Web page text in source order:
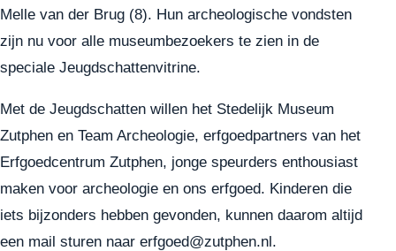
Melle van der Brug (8). Hun archeologische vondsten
zijn nu voor alle museumbezoekers te zien in de
speciale Jeugdschattenvitrine.
Met de Jeugdschatten willen het Stedelijk Museum
Zutphen en Team Archeologie, erfgoedpartners van het
Erfgoedcentrum Zutphen, jonge speurders enthousiast
maken voor archeologie en ons erfgoed. Kinderen die
iets bijzonders hebben gevonden, kunnen daarom altijd
een mail sturen naar erfgoed@zutphen.nl.